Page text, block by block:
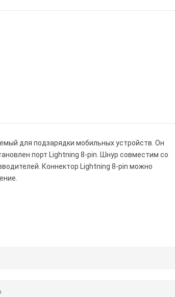
для подзарядки мобильных устройств. Он
порт Lightning 8-pin. Шнур совместим со
Коннектор Lightning 8-pin можно